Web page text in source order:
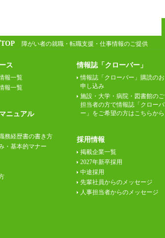
障がい者の就職・転職支援・仕事情報のご提供
ス
報一覧
報一覧
ニュアル
務経歴書の書き方
・基本的マナー
情報誌「クローバー」
情報誌「クローバー」購読のお
申し込み
施設・大学・病院・図書館のご
担当者の方で情報誌「クローバ
ー」をご希望の方はこちらから
採用情報
掲載企業一覧
2027年新卒採用
中途採用
先輩社員からのメッセージ
人事担当者からのメッセージ